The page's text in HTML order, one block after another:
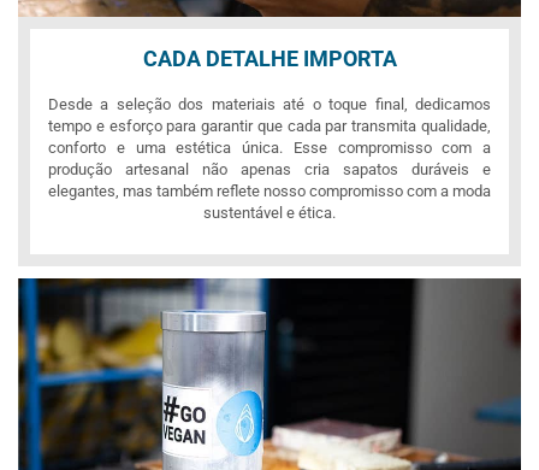
CADA DETALHE IMPORTA
Desde a seleção dos materiais até o toque final, dedicamos
tempo e esforço para garantir que cada par transmita qualidade,
conforto e uma estética única. Esse compromisso com a
produção artesanal não apenas cria sapatos duráveis e
elegantes, mas também reflete nosso compromisso com a moda
sustentável e ética.